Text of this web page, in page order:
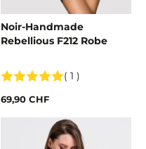
Noir-Handmade
Rebellious F212 Robe
( 1 )
69,90 CHF